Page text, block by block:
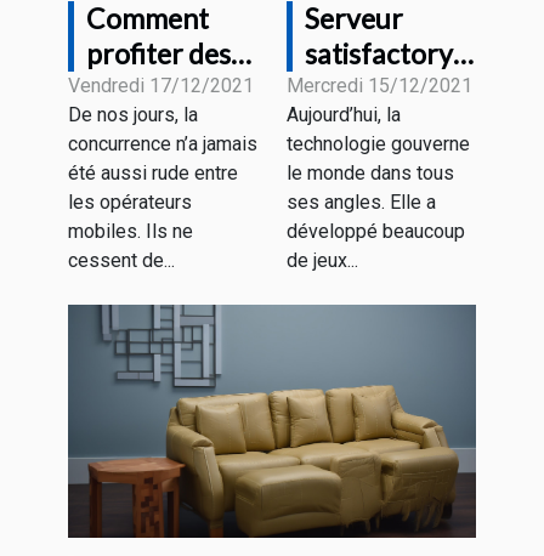
Comment
profiter des
forfaits
mobiles sans
engagement
?
Vendredi 17/12/2021
De nos jours, la
concurrence n’a jamais
été aussi rude entre
les opérateurs
mobiles. Ils ne
cessent de...
Serveur
satisfactory :
Que retenir ?
Mercredi 15/12/2021
Aujourd’hui, la
technologie gouverne
le monde dans tous
ses angles. Elle a
développé beaucoup
de jeux...